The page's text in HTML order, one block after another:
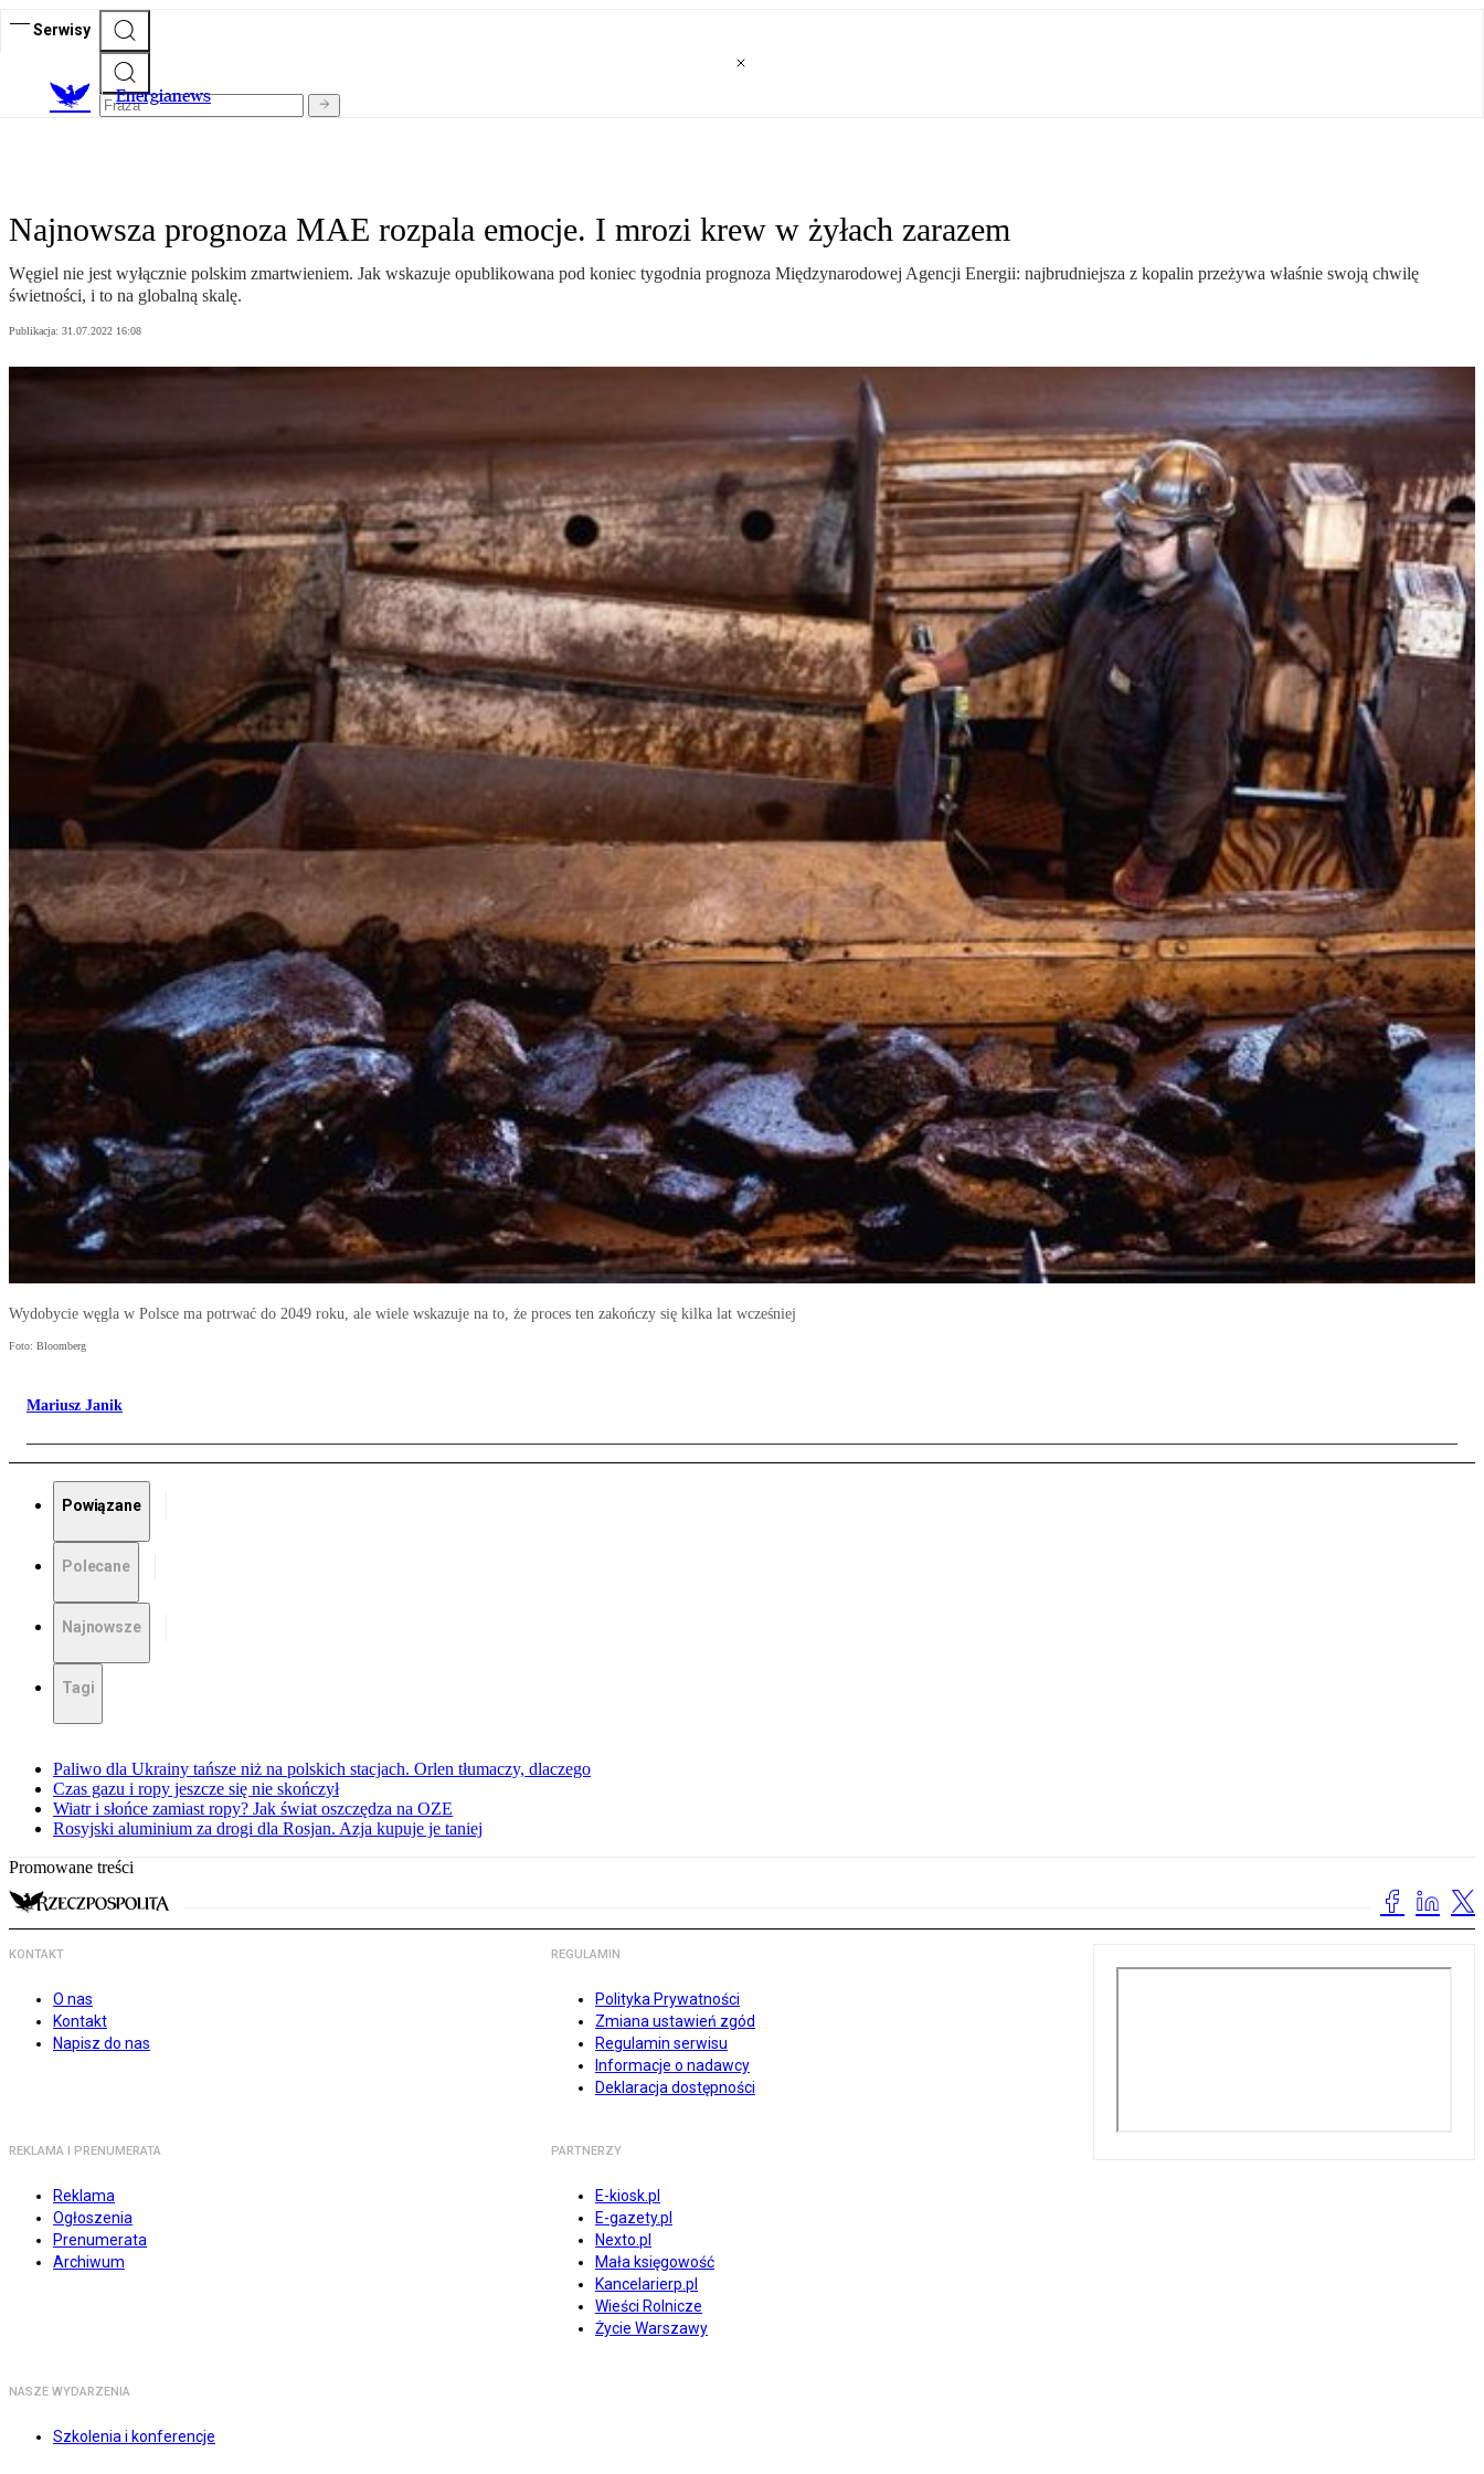
Serwisy
Energianews
Najnowsza prognoza MAE rozpala emocje. I mrozi krew w żyłach zarazem
Węgiel nie jest wyłącznie polskim zmartwieniem. Jak wskazuje opublikowana pod koniec tygodnia prognoza Międzynarodowej Agencji Energii: najbrudniejsza z kopalin przeżywa właśnie swoją chwilę
świetności, i to na globalną skalę.
Publikacja: 31.07.2022 16:08
Wydobycie węgla w Polsce ma potrwać do 2049 roku, ale wiele wskazuje na to, że proces ten zakończy się kilka lat wcześniej
Foto: Bloomberg
Mariusz Janik
Powiązane
Polecane
Najnowsze
Tagi
Paliwo dla Ukrainy tańsze niż na polskich stacjach. Orlen tłumaczy, dlaczego
Czas gazu i ropy jeszcze się nie skończył
Wiatr i słońce zamiast ropy? Jak świat oszczędza na OZE
Rosyjski aluminium za drogi dla Rosjan. Azja kupuje je taniej
Promowane treści
KONTAKT
O nas
Kontakt
Napisz do nas
REGULAMIN
Polityka Prywatności
Zmiana ustawień zgód
Regulamin serwisu
Informacje o nadawcy
Deklaracja dostępności
REKLAMA I PRENUMERATA
Reklama
Ogłoszenia
Prenumerata
Archiwum
PARTNERZY
E-kiosk.pl
E-gazety.pl
Nexto.pl
Mała księgowość
Kancelarierp.pl
Wieści Rolnicze
Życie Warszawy
NASZE WYDARZENIA
Szkolenia i konferencje